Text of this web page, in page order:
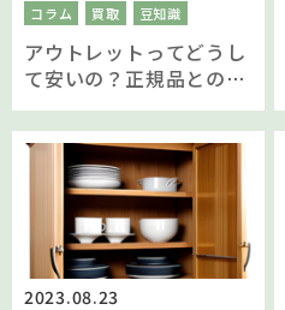
コラム 買取 豆知識
アウトレットってどうし
て安いの？正規品との違
いと安く買える理由
2023.08.23